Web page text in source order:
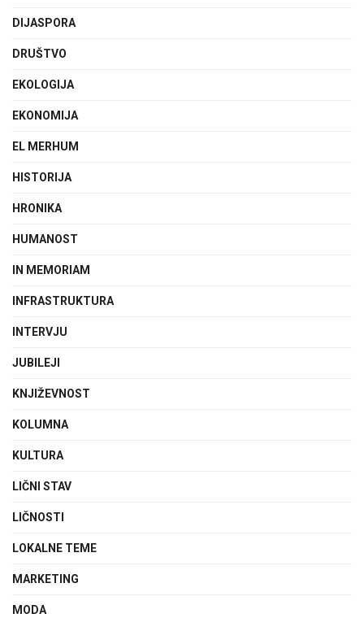
DIJASPORA
DRUŠTVO
EKOLOGIJA
EKONOMIJA
EL MERHUM
HISTORIJA
HRONIKA
HUMANOST
IN MEMORIAM
INFRASTRUKTURA
INTERVJU
JUBILEJI
KNJIŽEVNOST
KOLUMNA
KULTURA
LIČNI STAV
LIČNOSTI
LOKALNE TEME
MARKETING
MODA